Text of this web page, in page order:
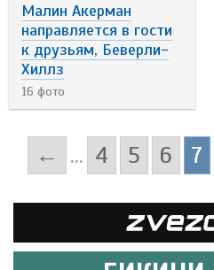
Малин Акерман
направляется в гости
к друзьям, Беверли-
Хиллз
16 фото
← ... 4 5 6 7